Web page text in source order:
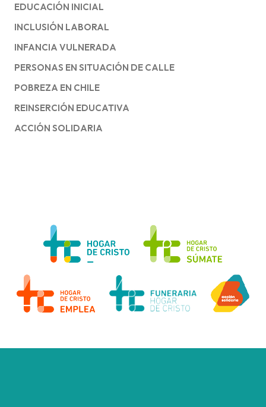
EDUCACIÓN INICIAL
INCLUSIÓN LABORAL
INFANCIA VULNERADA
PERSONAS EN SITUACIÓN DE CALLE
POBREZA EN CHILE
REINSERCIÓN EDUCATIVA
ACCIÓN SOLIDARIA